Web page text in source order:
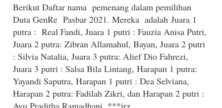
Berikut Daftar nama pemenang dalam pemilihan
Duta GenRe Pasbar 2021. Mereka adalah Juara 1
putra : Real Fandi, Juara 1 putri : Fauzia Anisa Putri,
Juara 2 putra: Zibran Allamahul, Bayan, Juara 2 putri
: Silvia Natalia, Juara 3 putra: Alief Dio Fahrezi,
Juara 3 putri : Salsa Bila Lintang, Harapan 1 putra:
Yayandi Saputra, Harapan 1 putri : Dea Selviana,
Harapan 2 putra: Fadilah Zikri, dan Harapan 2 putri :
Ayu Praditha Ramadhani. ***irz